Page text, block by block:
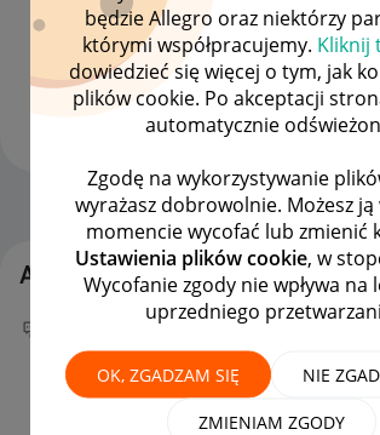
będzie Allegro oraz niektórzy
którymi współpracujemy. Kliknij
dowiedzieć się więcej o tym, jak
plików cookie. Po akceptacji
automatycznie
Zgodę na wykorzystywanie
wyrażasz dobrowolnie. Możesz ją
momencie wycofać lub zmienić
Ustawienia plików cookie, w
Wycofanie zgody nie wpływa na
uprzedniego
OK, ZGADZAM SIĘ NIE
ZMIENIAM ZGODY
Client:111940605
#8 Zapaleniec
Strona Główna
Aktywność Client:111940605
Twój nowy wpis
Odp.: Co się dzieje
lokalnie? Sortowanie ofert...
o Allegro Lokalniemożna już
11:48